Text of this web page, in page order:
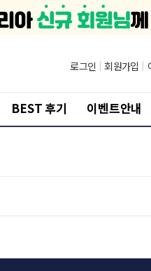
로그인 | 회원가입 |
BEST 후기 이벤트안내